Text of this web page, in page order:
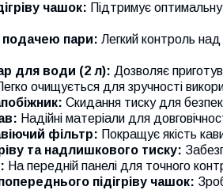
чашок: Підтримує
подачею пари: Легкий контроль
для води (2 л): Дозволяє
очищується для зручності
Скидання тиску для
Надійні матеріали для
фільтр: Покращує якість
та надлишкового тиску:
На передній панелі для точного
підігріву чашок: